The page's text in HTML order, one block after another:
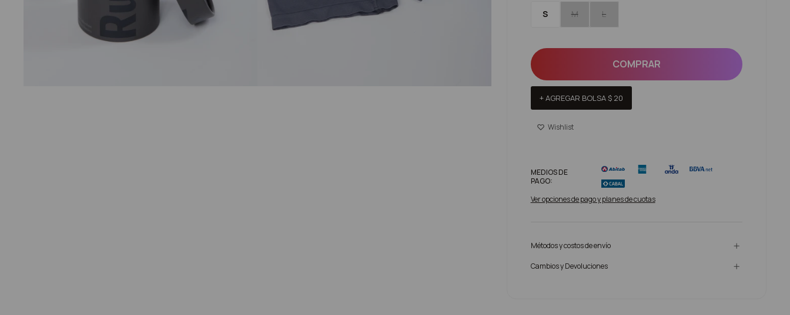
S M L
COMPRAR
+ AGREGAR BOLSA$ 20
MEDIOS DE
PAGO:
Ver opciones de pago y planes de cuotas
Métodos y costos de envío
Cambios y Devoluciones